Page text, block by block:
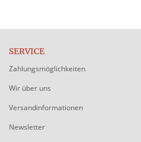
SERVICE
Zahlungsmöglichkeiten
Wir über uns
Versandinformationen
Newsletter